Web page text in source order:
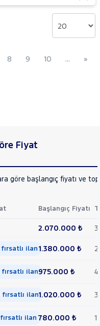
8 9 10 …
»
Fiyat
göre başlangıç fiyatı ve
Başlangıç Fiyatı
2.070.000 ₺ 3
fırsatlı ilan1.380.000 ₺
fırsatlı ilan975.000 ₺
fırsatlı ilan1.020.000 ₺
ilan 780.000 ₺